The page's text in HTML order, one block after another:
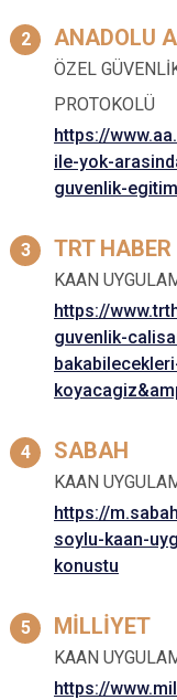
ANADOLU
ÖZEL
PROTOKOLÜ
https://
ile-yok-
guvenlik-
TRT HABER
KAAN
https://
guvenlik-
SABAH
KAAN
https://
soylu-kaan-
konustu
MİLLİYET
KAAN
https://